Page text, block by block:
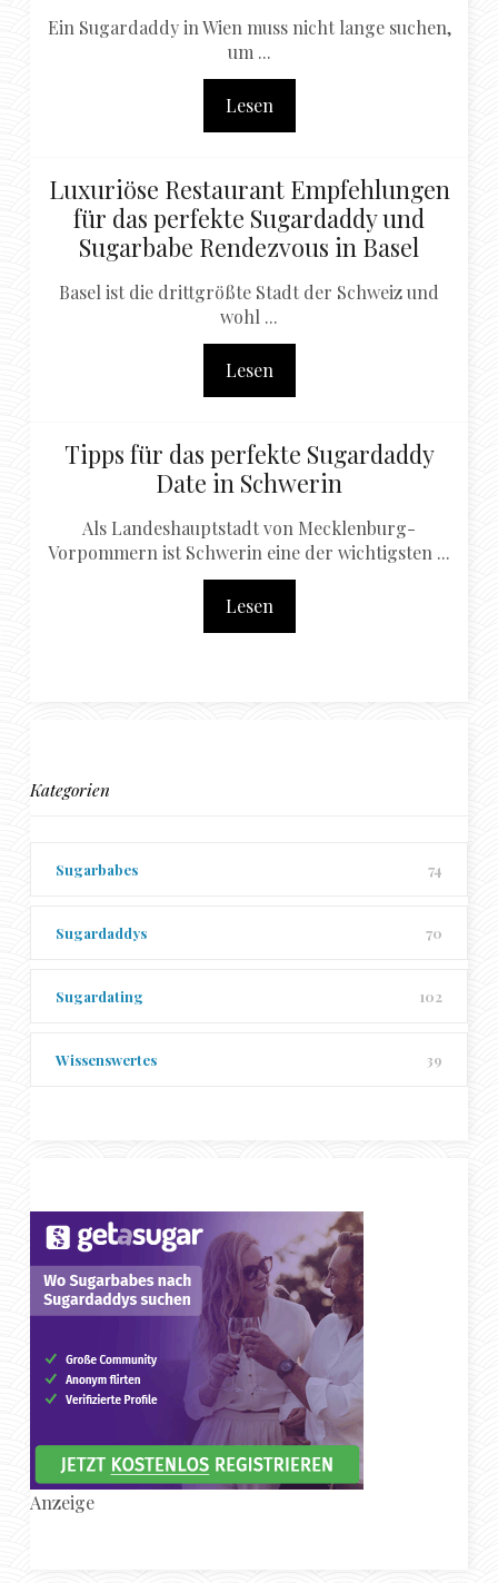
Ein Sugardaddy in Wien muss nicht lange suchen,
um ...
Lesen
Luxuriöse Restaurant Empfehlungen
für das perfekte Sugardaddy und
Sugarbabe Rendezvous in Basel
Basel ist die drittgrößte Stadt der Schweiz und
wohl ...
Lesen
Tipps für das perfekte Sugardaddy
Date in Schwerin
Als Landeshauptstadt von Mecklenburg-
Vorpommern ist Schwerin eine der wichtigsten ...
Lesen
Kategorien
Sugarbabes 74
Sugardaddys 70
Sugardating 102
Wissenswertes 39
Anzeige